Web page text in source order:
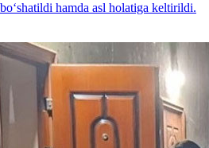
hamda asl holatiga keltirildi.